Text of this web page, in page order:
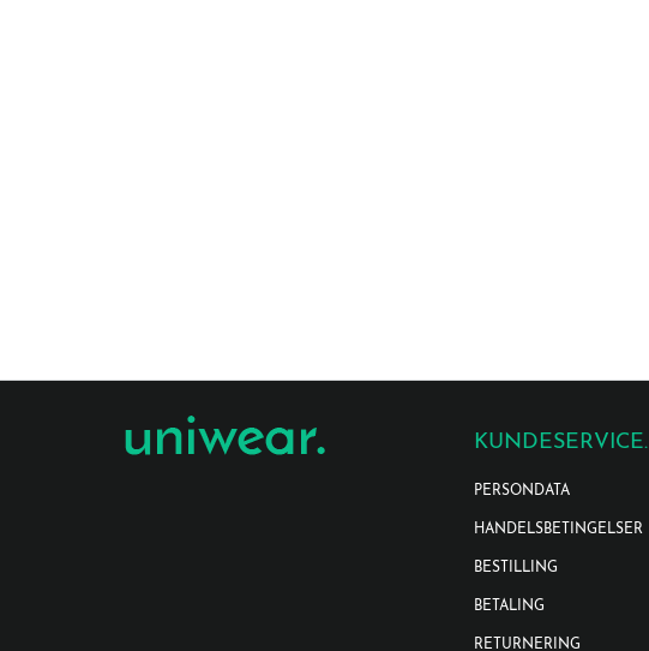
KUNDESERVICE.
PERSONDATA
HANDELSBETINGELSER
BESTILLING
BETALING
RETURNERING